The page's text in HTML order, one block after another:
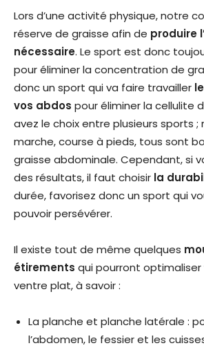
Lors d’une activité physique, notre
réserve de graisse afin de produire
nécessaire. Le sport est donc
pour éliminer la concentration de
donc un sport qui va faire travailler
vos abdos pour éliminer la cellulite
avez le choix entre plusieurs sports ;
marche, course à pieds, tous sont
graisse abdominale. Cependant, si
des résultats, il faut choisir la
durée, favorisez donc un sport qui
pouvoir persévérer.
Il existe tout de même quelques
étirements qui pourront
ventre plat, à savoir :
La planche et planche latérale :
l’abdomen, le fessier et les